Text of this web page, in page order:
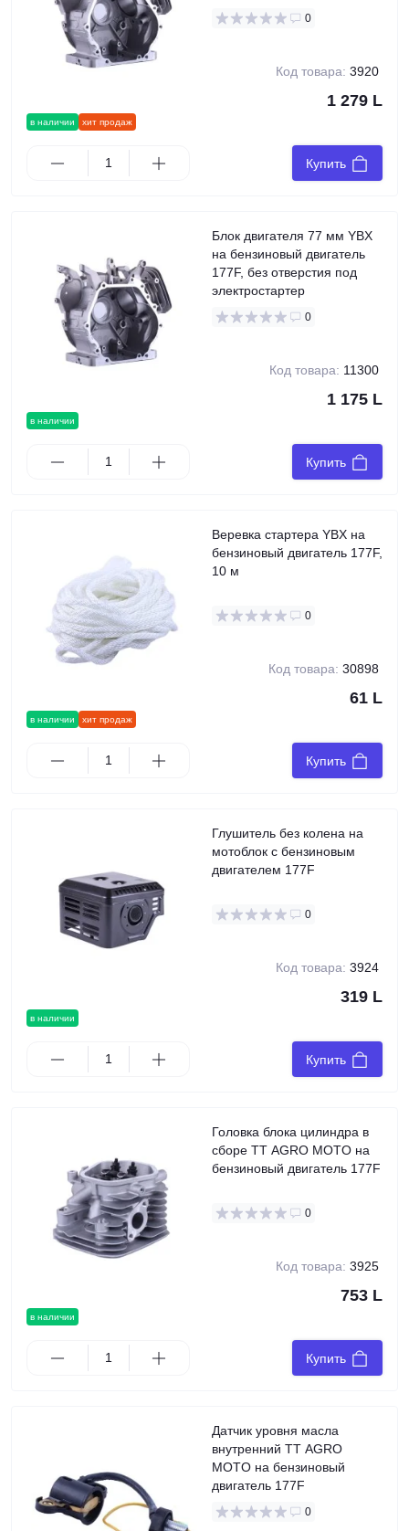
в наличии хит продаж
электростартер
0
Код товара: 3920
1 279 L
Купить
в наличии
Блок двигателя 77 мм YBX
на бензиновый двигатель
177F, без отверстия под
электростартер
0
Код товара: 11300
1 175 L
Купить
в наличии хит продаж
Веревка стартера YBX на
бензиновый двигатель 177F,
10 м
0
Код товара: 30898
61 L
Купить
в наличии
Глушитель без колена на
мотоблок с бензиновым
двигателем 177F
0
Код товара: 3924
319 L
Купить
в наличии
Головка блока цилиндра в
сборе TT AGRO MOTO на
бензиновый двигатель 177F
0
Код товара: 3925
753 L
Купить
Датчик уровня масла
внутренний TT AGRO
MOTO на бензиновый
двигатель 177F
0